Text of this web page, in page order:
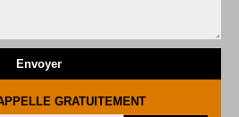
GRATUITEMENT